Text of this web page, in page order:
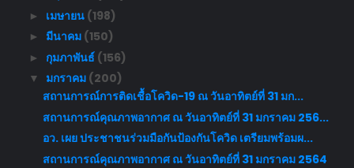
► เมษายน (198)
► มีนาคม (150)
► กุมภาพันธ์ (156)
▼ มกราคม (200)
สถานการณ์การติดเชื้อโควิด-19 ณ วันอาทิตย์ที่ 31 มก...
สถานการณ์คุณภาพอากาศ ณ วันอาทิตย์ที่ 31 มกราคม 256...
อว. เผย ประชาชนร่วมมือกันป้องกันโควิด เตรียมพร้อมผ...
สถานการณ์คุณภาพอากาศ ณ วันอาทิตย์ที่ 31 มกราคม 2564